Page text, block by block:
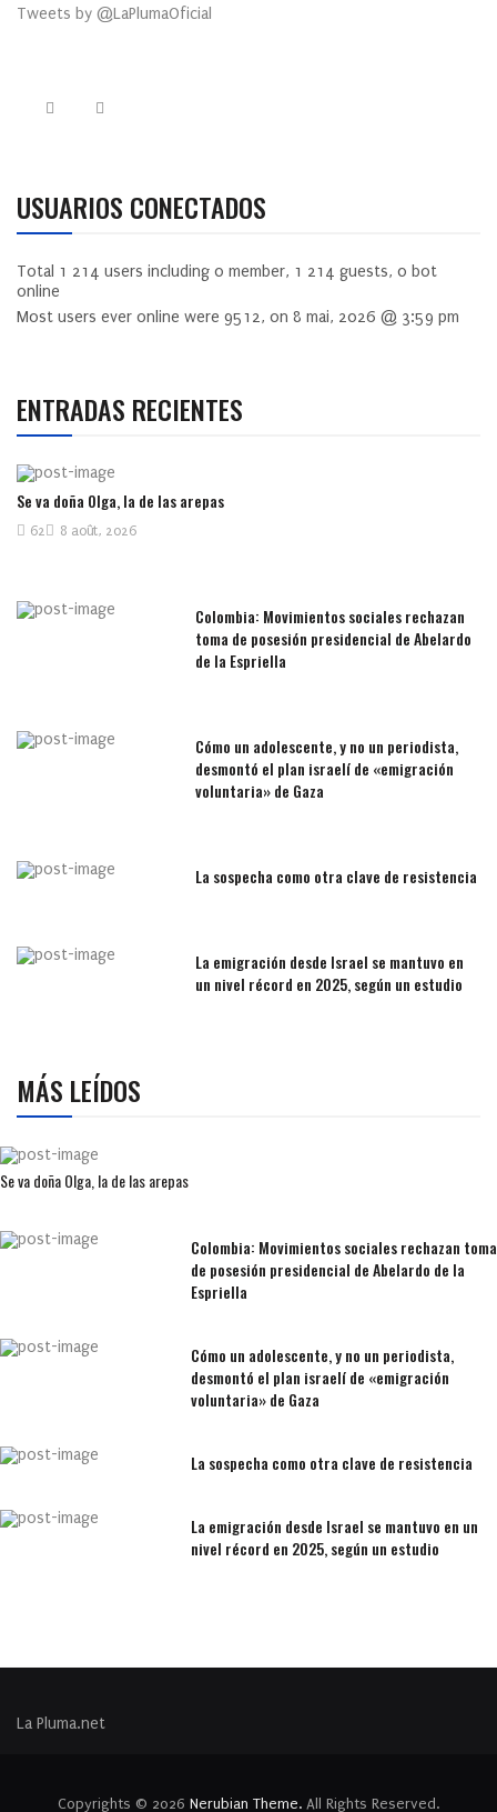
Tweets by @LaPlumaOficial
USUARIOS CONECTADOS
Total 1 214 users including 0 member, 1 214 guests, 0 bot
online
Most users ever online were 9512, on 8 mai, 2026 @ 3:59 pm
ENTRADAS RECIENTES
Se va doña Olga, la de las arepas
8 août, 2026
62
Colombia: Movimientos sociales rechazan
toma de posesión presidencial de Abelardo
de la Espriella
Cómo un adolescente, y no un periodista,
desmontó el plan israelí de «emigración
voluntaria» de Gaza
La sospecha como otra clave de resistencia
La emigración desde Israel se mantuvo en
un nivel récord en 2025, según un estudio
MÁS LEÍDOS
Se va doña Olga, la de las arepas
Colombia: Movimientos sociales rechazan toma
de posesión presidencial de Abelardo de la
Espriella
Cómo un adolescente, y no un periodista,
desmontó el plan israelí de «emigración
voluntaria» de Gaza
La sospecha como otra clave de resistencia
La emigración desde Israel se mantuvo en un
nivel récord en 2025, según un estudio
La Pluma.net
Copyrights © 2026 Nerubian Theme. All Rights Reserved.